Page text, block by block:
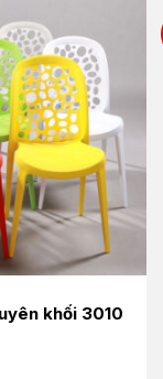
khối 3010